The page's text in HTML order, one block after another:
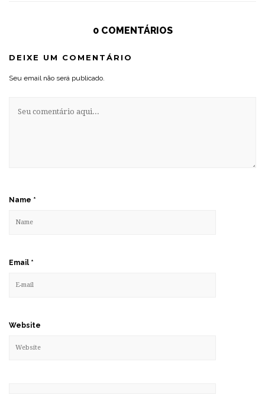
0 COMENTÁRIOS
DEIXE UM COMENTÁRIO
Seu email não será publicado.
Name *
Email *
Website